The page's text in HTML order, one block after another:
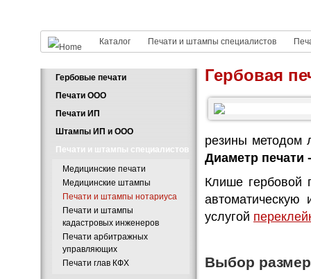
Каталог Печати и штампы специалистов
Гербовая
резины методом
Диаметр печати
Клише гербовой
автоматическую
услугой
Выбор
Гербовые печати
Печати ООО
Печати ИП
Штампы ИП и ООО
Печати и штампы специалистов
Медицинские печати
Медицинские штампы
Печати и штампы нотариуса
Печати и штампы
кадастровых инженеров
Печати арбитражных
управляющих
Печати глав КФХ